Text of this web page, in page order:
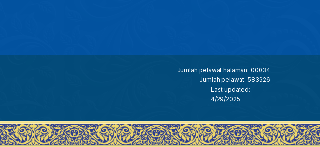
Jumlah pelawat halaman: 00034
Jumlah pelawat: 583626
Last updated:
4/29/2025